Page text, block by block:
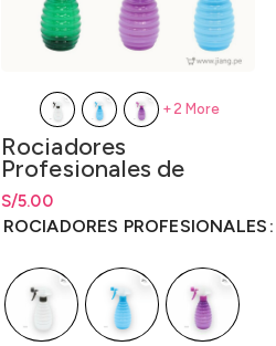
Rociadores
Profesionales de
Peluquería 300ml.
S/5.00
Rango de precios: desde
hastaS/5.00
ROCIADORES PROFESIONALES
+2 More